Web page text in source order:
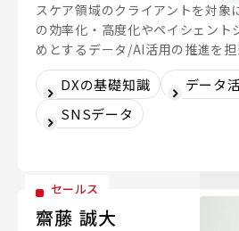
スケア領域のクライアントを対象
の効率化・高度化やペイシェント
めとするデータ/AI活用の推進を担
DXの基礎知識
データ
SNSデータ
セールス
齋藤 誠大